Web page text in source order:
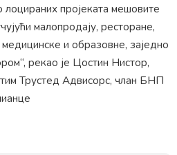
пројеката мешовите
малопродају, ресторане,
и образовне, заједно
рекао је Цостин Нистор,
Трустед Адвисорс, члан БНП